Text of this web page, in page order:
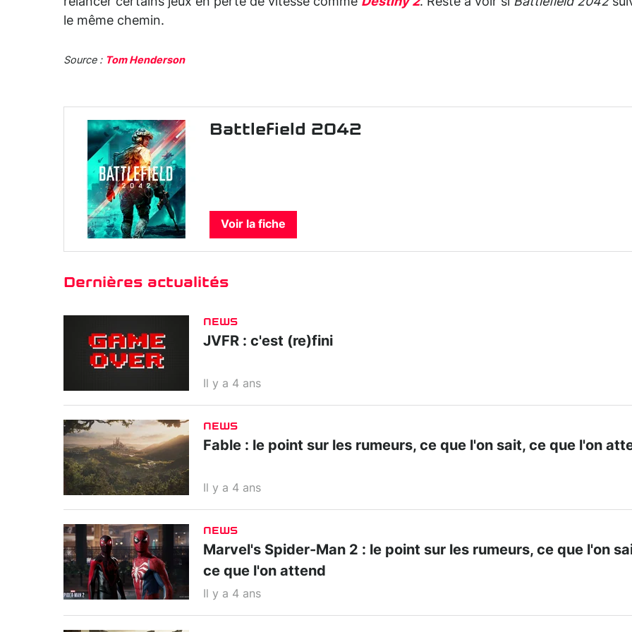
le même chemin.
Source : Tom Henderson
Battlefield 2042
Voir la fiche
Dernières actualités
NEWS
JVFR : c'est (re)fini
Il y a 4 ans
NEWS
Fable : le point sur les rumeurs, ce que l'on sait, ce que l'on
Il y a 4 ans
NEWS
Marvel's Spider-Man 2 : le point sur les rumeurs, ce que l'on
ce que l'on attend
Il y a 4 ans